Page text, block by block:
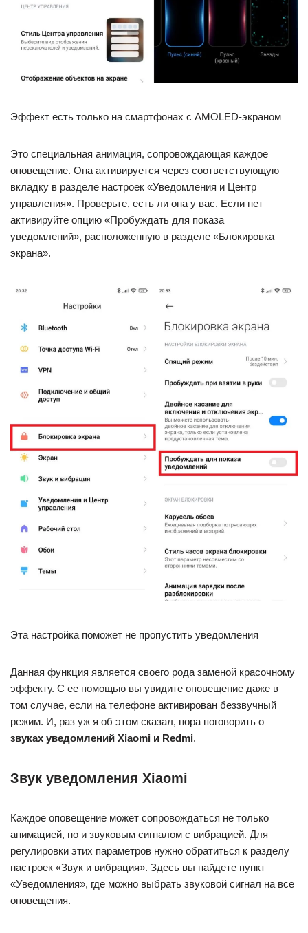
Эффект есть только на смартфонах с AMOLED-экраном
Это специальная анимация, сопровождающая каждое
оповещение. Она активируется через соответствующую
вкладку в разделе настроек «Уведомления и Центр
управления». Проверьте, есть ли она у вас. Если нет —
активируйте опцию «Пробуждать для показа
уведомлений», расположенную в разделе «Блокировка
экрана».
Эта настройка поможет не пропустить уведомления
Данная функция является своего рода заменой красочному
эффекту. С ее помощью вы увидите оповещение даже в
том случае, если на телефоне активирован беззвучный
режим. И, раз уж я об этом сказал, пора поговорить о
звуках уведомлений Xiaomi и Redmi.
Звук уведомления Xiaomi
Каждое оповещение может сопровождаться не только
анимацией, но и звуковым сигналом с вибрацией. Для
регулировки этих параметров нужно обратиться к разделу
настроек «Звук и вибрация». Здесь вы найдете пункт
«Уведомления», где можно выбрать звуковой сигнал на все
оповещения.